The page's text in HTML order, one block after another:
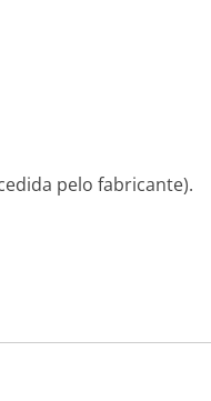
pelo fabricante).